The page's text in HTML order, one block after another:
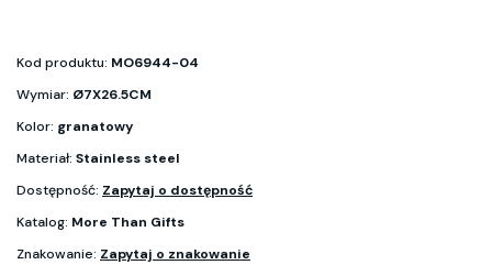
Kod produktu: MO6944-04
Wymiar: Ø7X26.5CM
Kolor: granatowy
Materiał: Stainless steel
Dostępność: Zapytaj o dostępność
Katalog: More Than Gifts
Znakowanie: Zapytaj o znakowanie